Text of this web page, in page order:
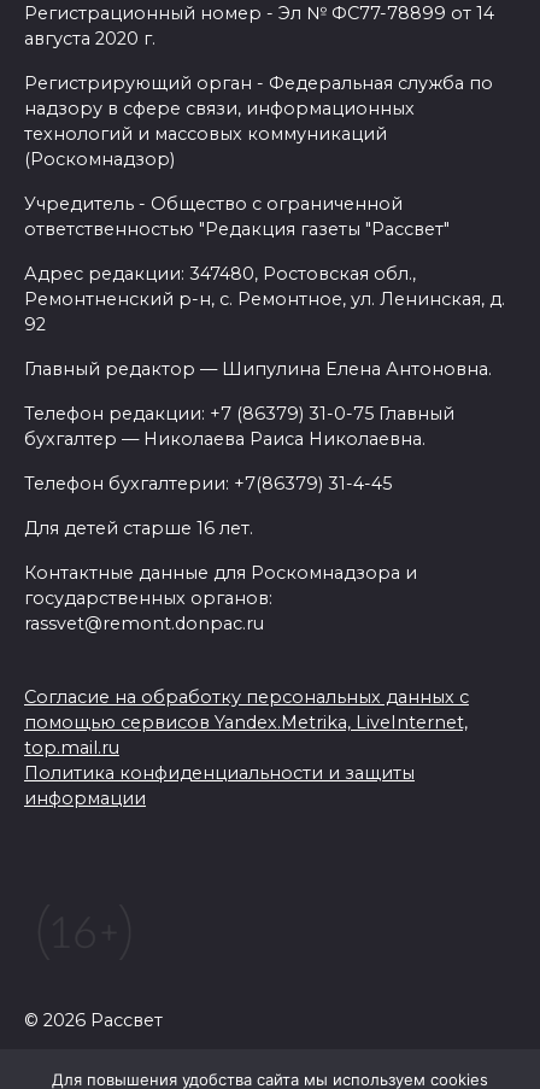
Регистрационный номер - Эл № ФС77-78899 от 14
августа 2020 г.
Регистрирующий орган - Федеральная служба по
надзору в сфере связи, информационных
технологий и массовых коммуникаций
(Роскомнадзор)
Учредитель - Общество с ограниченной
ответственностью "Редакция газеты "Рассвет"
Адрес редакции: 347480, Ростовская обл.,
Ремонтненский р-н, с. Ремонтное, ул. Ленинская, д.
92
Главный редактор — Шипулина Елена Антоновна.
Телефон редакции: +7 (86379) 31-0-75 Главный
бухгалтер — Николаева Раиса Николаевна.
Телефон бухгалтерии: +7(86379) 31-4-45
Для детей старше 16 лет.
Контактные данные для Роскомнадзора и
государственных органов:
rassvet@remont.donpac.ru
Согласие на обработку персональных данных с
помощью сервисов Yandex.Metrika, LiveInternet,
top.mail.ru
Политика конфиденциальности и защиты
информации
© 2026 Рассвет
Для повышения удобства сайта мы используем cookies